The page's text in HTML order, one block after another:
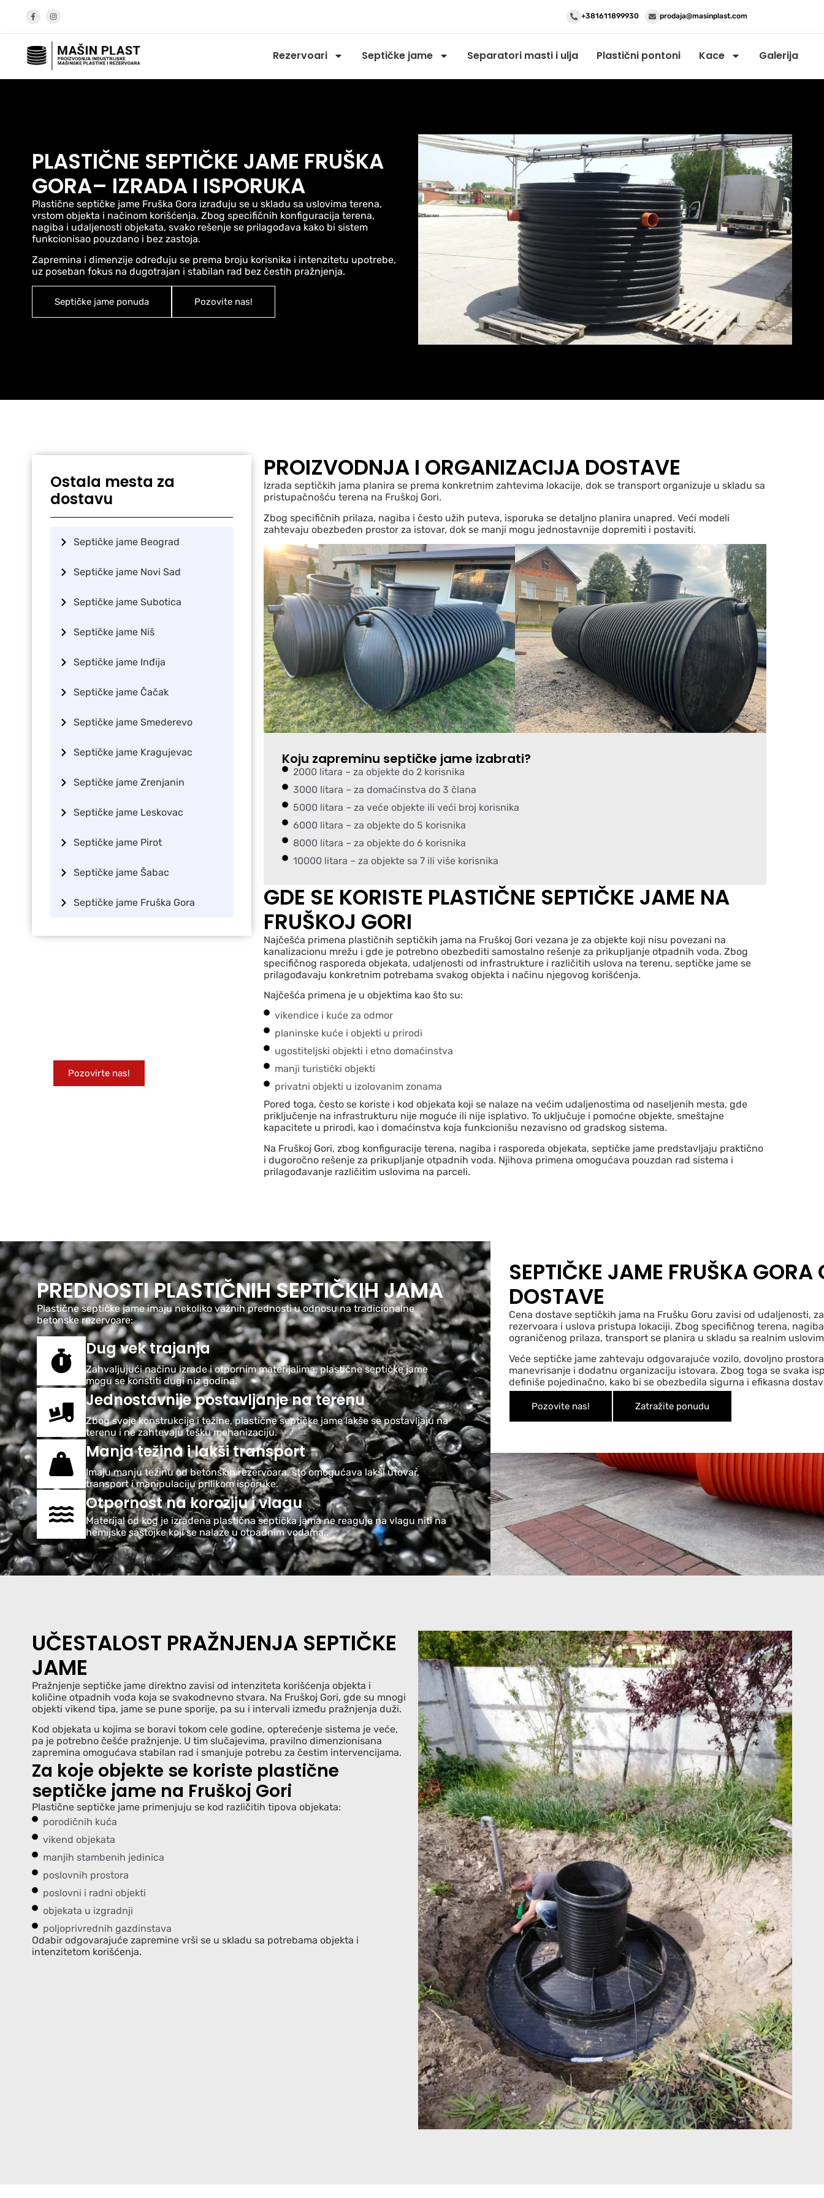
+381611899930 prodaja@masinplast.com
Rezervoari Septičke jame Separatori masti i ulja Plastični pontoni Kace Galerija
PLASTIČNE SEPTIČKE JAME FRUŠKA
GORA– IZRADA I ISPORUKA
Plastične septičke jame Fruška Gora izrađuju se u skladu sa uslovima terena,
vrstom objekta i načinom korišćenja. Zbog specifičnih konfiguracija terena,
nagiba i udaljenosti objekata, svako rešenje se prilagođava kako bi sistem
funkcionisao pouzdano i bez zastoja.
Zapremina i dimenzije određuju se prema broju korisnika i intenzitetu upotrebe,
uz poseban fokus na dugotrajan i stabilan rad bez čestih pražnjenja.
Septičke jame ponuda Pozovite nas!
Ostala mesta za
dostavu
Septičke jame Beograd
Septičke jame Novi Sad
Septičke jame Subotica
Septičke jame Niš
Septičke jame Inđija
Septičke jame Čačak
Septičke jame Smederevo
Septičke jame Kragujevac
Septičke jame Zrenjanin
Septičke jame Leskovac
Septičke jame Pirot
Septičke jame Šabac
Septičke jame Fruška Gora
Pozovirte nas!
PROIZVODNJA I ORGANIZACIJA DOSTAVE
Izrada septičkih jama planira se prema konkretnim zahtevima lokacije, dok se transport organizuje u skladu sa
pristupačnošću terena na Fruškoj Gori.
Zbog specifičnih prilaza, nagiba i često užih puteva, isporuka se detaljno planira unapred. Veći modeli
zahtevaju obezbeđen prostor za istovar, dok se manji mogu jednostavnije dopremiti i postaviti.
Koju zapreminu septičke jame izabrati?
2000 litara – za objekte do 2 korisnika
3000 litara – za domaćinstva do 3 člana
5000 litara – za veće objekte ili veći broj korisnika
6000 litara – za objekte do 5 korisnika
8000 litara – za objekte do 6 korisnika
10000 litara – za objekte sa 7 ili više korisnika
GDE SE KORISTE PLASTIČNE SEPTIČKE JAME NA
FRUŠKOJ GORI
Najčešća primena plastičnih septičkih jama na Fruškoj Gori vezana je za objekte koji nisu povezani na
kanalizacionu mrežu i gde je potrebno obezbediti samostalno rešenje za prikupljanje otpadnih voda. Zbog
specifičnog rasporeda objekata, udaljenosti od infrastrukture i različitih uslova na terenu, septičke jame se
prilagođavaju konkretnim potrebama svakog objekta i načinu njegovog korišćenja.
Najčešća primena je u objektima kao što su:
vikendice i kuće za odmor
planinske kuće i objekti u prirodi
ugostiteljski objekti i etno domaćinstva
manji turistički objekti
privatni objekti u izolovanim zonama
Pored toga, često se koriste i kod objekata koji se nalaze na većim udaljenostima od naseljenih mesta, gde
priključenje na infrastrukturu nije moguće ili nije isplativo. To uključuje i pomoćne objekte, smeštajne
kapacitete u prirodi, kao i domaćinstva koja funkcionišu nezavisno od gradskog sistema.
Na Fruškoj Gori, zbog konfiguracije terena, nagiba i rasporeda objekata, septičke jame predstavljaju praktično
i dugoročno rešenje za prikupljanje otpadnih voda. Njihova primena omogućava pouzdan rad sistema i
prilagođavanje različitim uslovima na parceli.
PREDNOSTI PLASTIČNIH SEPTIČKIH JAMA
Plastične septičke jame imaju nekoliko važnih prednosti u odnosu na tradicionalne
betonske rezervoare:
Dug vek trajanja
Zahvaljujući načinu izrade i otpornim materijalima, plastične septičke jame
mogu se koristiti dugi niz godina.
Jednostavnije postavljanje na terenu
Zbog svoje konstrukcije i težine, plastične septičke jame lakše se postavljaju na
terenu i ne zahtevaju tešku mehanizaciju.
Manja težina i lakši transport
Imaju manju težinu od betonskih rezervoara, što omogućava lakši utovar,
transport i manipulaciju prilikom isporuke.
Otpornost na koroziju i vlagu
Materijal od kog je izrađena plastična septička jama ne reaguje na vlagu niti na
hemijske sastojke koji se nalaze u otpadnim vodama,.
SEPTIČKE JAME FRUŠKA GORA
DOSTAVE
Cena dostave septičkih jama na Frušku Goru zavisi od udaljenosti,
rezervoara i uslova pristupa lokaciji. Zbog specifičnog terena,
ograničenog prilaza, transport se planira u skladu sa realnim
Veće septičke jame zahtevaju odgovarajuće vozilo, dovoljno
manevrisanje i dodatnu organizaciju istovara. Zbog toga se svaka
definiše pojedinačno, kako bi se obezbedila sigurna i efikasna
Pozovite nas! Zatražite ponudu
UČESTALOST PRAŽNJENJA SEPTIČKE
JAME
Pražnjenje septičke jame direktno zavisi od intenziteta korišćenja objekta i
količine otpadnih voda koja se svakodnevno stvara. Na Fruškoj Gori, gde su mnogi
objekti vikend tipa, jame se pune sporije, pa su i intervali između pražnjenja duži.
Kod objekata u kojima se boravi tokom cele godine, opterećenje sistema je veće,
pa je potrebno češće pražnjenje. U tim slučajevima, pravilno dimenzionisana
zapremina omogućava stabilan rad i smanjuje potrebu za čestim intervencijama.
Za koje objekte se koriste plastične
septičke jame na Fruškoj Gori
Plastične septičke jame primenjuju se kod različitih tipova objekata:
porodičnih kuća
vikend objekata
manjih stambenih jedinica
poslovnih prostora
poslovni i radni objekti
objekata u izgradnji
poljoprivrednih gazdinstava
Odabir odgovarajuće zapremine vrši se u skladu sa potrebama objekta i
intenzitetom korišćenja.